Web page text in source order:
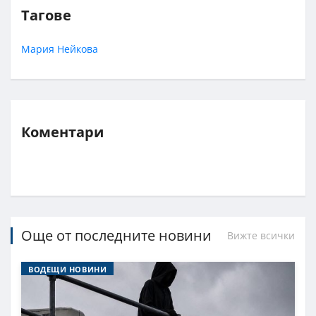
Тагове
Мария Нейкова
Коментари
Още от последните новини Вижте всички
ВОДЕЩИ НОВИНИ